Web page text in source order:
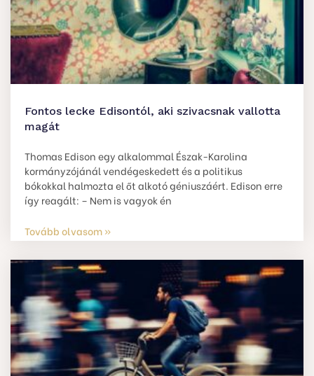
Fontos lecke Edisontól, aki szivacsnak vallotta
magát
Thomas Edison egy alkalommal Észak-Karolina
kormányzójánál vendégeskedett és a politikus
bókokkal halmozta el őt alkotó géniuszáért. Edison erre
így reagált: – Nem is vagyok én
Tovább olvasom »